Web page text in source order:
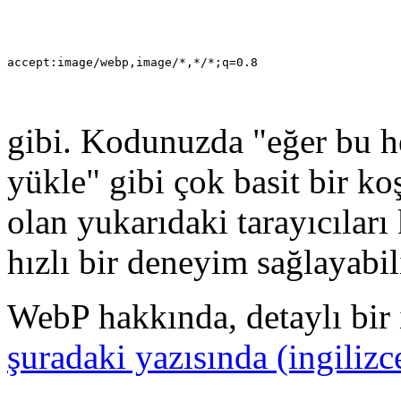
accept:image/webp,image/*,*/*;q=0.8
gibi. Kodunuzda "eğer bu
yükle" gibi çok basit bir
olan yukarıdaki
hızlı bir deneyim
WebP hakkında, detaylı
şuradaki yazısında